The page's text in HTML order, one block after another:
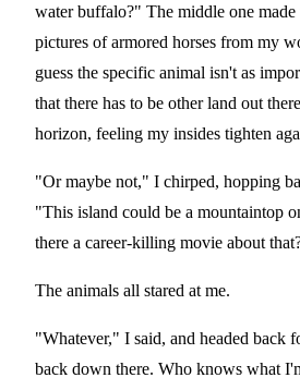
water buffalo?" The middle one made
pictures of armored horses from my
guess the specific animal isn't as
that there has to be other land out
horizon, feeling my insides tighten
"Or maybe not," I chirped, hopping
"This island could be a mountaintop
there a career-killing movie about
The animals all stared at me.
"Whatever," I said, and headed back
back down there. Who knows what